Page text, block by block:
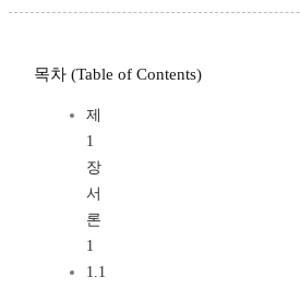
목차 (Table of Contents)
제
1
장
서
론
1
1.1